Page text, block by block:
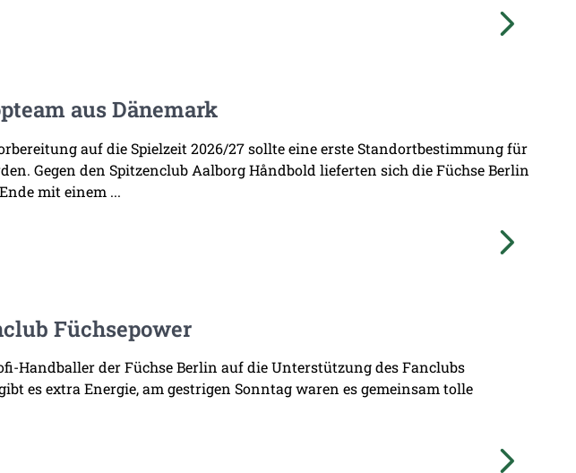
aus Dänemark
auf die Spielzeit 2026/27 sollte eine erste Standortbestimmung für
Gegen den Spitzenclub Aalborg Håndbold lieferten sich die Füchse Berlin
mit einem ...
Füchsepower
Handballer der Füchse Berlin auf die Unterstützung des Fanclubs
es extra Energie, am gestrigen Sonntag waren es gemeinsam tolle